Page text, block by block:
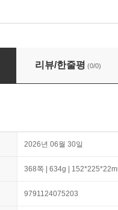
리뷰/한줄평 (0/0)
2026년 06월 30일
368쪽 | 634g |
9791124075203